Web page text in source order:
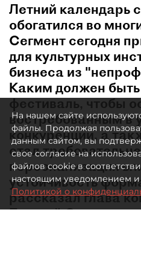
Летний календарь
обогатился во
Сегмент сегодня
для культурных
бизнеса из
Каким должен
фестиваль, чтобы
востребованным в
конкуренции, а
стал
персонализация
устойчивость
рассказал глава
Евгений Сидоров.
На нашем сайте
файлы. Продолжая
данным сайтом, вы
свое согласие на
файлов cookie в
настоящим уведомлением и
Политикой о